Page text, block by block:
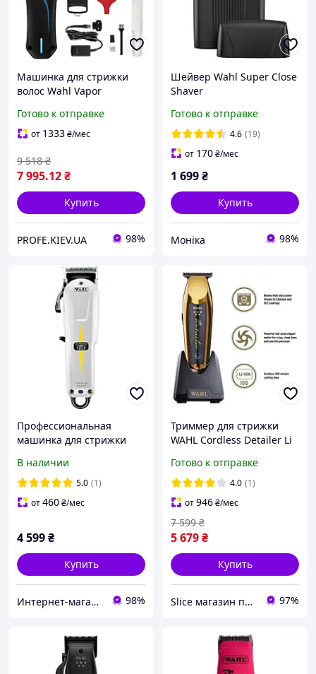
Машинка для стрижки
волос Wahl Vapor
Готово к отправке
от 1333₴/мес
7 995.12₴
9 518 ₴
Купить
PROFE.KIEV.UA 98%
Шейвер Wahl Super Close
Shaver
Готово к отправке
4.6 (19)
от 170₴/мес
1 699₴
Купить
Моніка 98%
Профессиональная
машинка для стрижки
(3027253)
В наличии
5.0 (1)
от460₴/мес
4 599₴
Купить
Интернет-магазин "OpenSalon" 98%
Триммер для стрижки
WAHL Cordless Detailer Li
Готово к отправке
4.0 (1)
от946₴/мес
5 679₴
7 599 ₴
Купить
Slice магазин парикмахерских и маникюрных инстументов 97%